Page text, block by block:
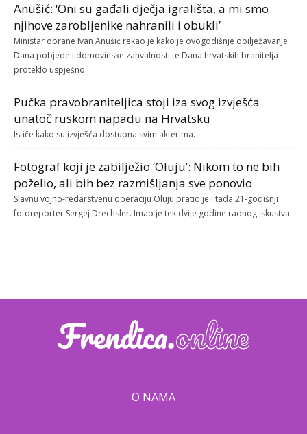
Anušić: ‘Oni su gađali dječja igrališta, a mi smo
njihove zarobljenike nahranili i obukli’
Ministar obrane Ivan Anušić rekao je kako je ovogodišnje obilježavanje
Dana pobjede i domovinske zahvalnosti te Dana hrvatskih branitelja
proteklo uspješno.
Pučka pravobraniteljica stoji iza svog izvješća
unatoč ruskom napadu na Hrvatsku
Ističe kako su izvješća dostupna svim akterima.
Fotograf koji je zabilježio ‘Oluju’: Nikom to ne bih
poželio, ali bih bez razmišljanja sve ponovio
Slavnu vojno-redarstvenu operaciju Oluju pratio je i tada 21-godišnji
fotoreporter Sergej Drechsler. Imao je tek dvije godine radnog iskustva.
O NAMA